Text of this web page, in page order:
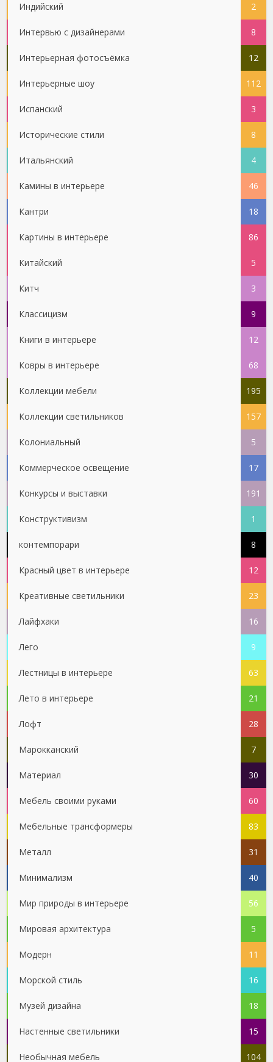
Индийский 2
Интервью с дизайнерами 8
Интерьерная фотосъёмка 12
Интерьерные шоу 112
Испанский 3
Исторические стили 8
Итальянский 4
Камины в интерьере 46
Кантри 18
Картины в интерьере 86
Китайский 5
Китч 3
Классицизм 9
Книги в интерьере 12
Ковры в интерьере 68
Коллекции мебели 195
Коллекции светильников 157
Колониальный 5
Коммерческое освещение 17
Конкурсы и выставки 191
Конструктивизм 1
контемпорари 8
Красный цвет в интерьере 12
Креативные светильники 23
Лайфхаки 16
Лего 9
Лестницы в интерьере 63
Лето в интерьере 21
Лофт 28
Марокканский 7
Материал 30
Мебель своими руками 60
Мебельные трансформеры 83
Металл 31
Минимализм 40
Мир природы в интерьере 56
Мировая архитектура 5
Модерн 11
Морской стиль 16
Музей дизайна 18
Настенные светильники 15
Необычная мебель 104